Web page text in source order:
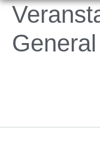
General